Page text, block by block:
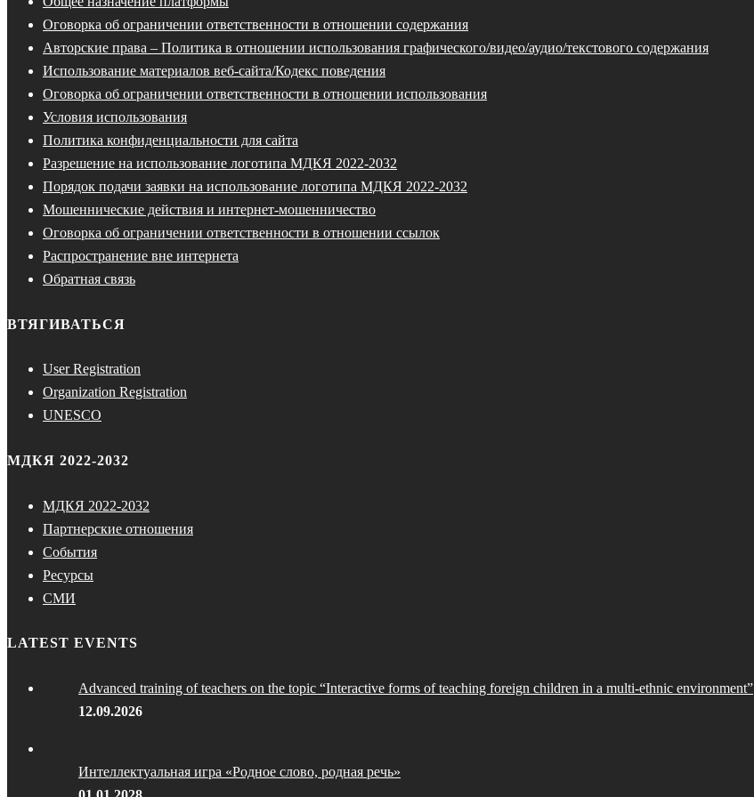
Оговорка об ограничении ответственности в отношении содержания
Авторские права – Политика в отношении использования графического/видео/аудио/текстового содержания
Использование материалов веб-сайта/Кодекс поведения
Оговорка об ограничении ответственности в отношении использования
Условия использования
Политика конфиденциальности для сайта
Разрешение на использование логотипа МДКЯ 2022-2032
Порядок подачи заявки на использование логотипа МДКЯ 2022-2032
Мошеннические действия и интернет-мошенничество
Оговорка об ограничении ответственности в отношении ссылок
Распространение вне интернета
Обратная связь
ВТЯГИВАТЬСЯ
User Registration
Organization Registration
UNESCO
МДКЯ 2022-2032
МДКЯ 2022-2032
Партнерские отношения
События
Ресурсы
СМИ
LATEST EVENTS
Advanced training of teachers on the topic “Interactive forms of teaching foreign children in a multi-ethnic environment”
12.09.2026
Интеллектуальная игра «Родное слово, родная речь»